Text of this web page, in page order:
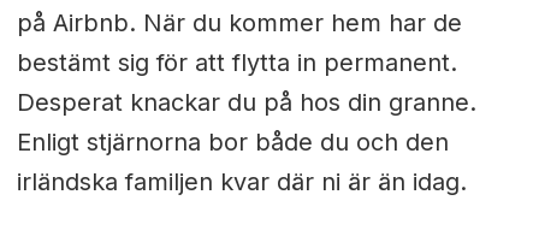
på Airbnb. När du kommer hem har de
bestämt sig för att flytta in permanent.
Desperat knackar du på hos din granne.
Enligt stjärnorna bor både du och den
irländska familjen kvar där ni är än idag.